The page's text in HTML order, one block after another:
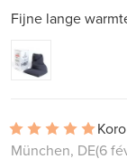
Fijne lange
München, DE(6